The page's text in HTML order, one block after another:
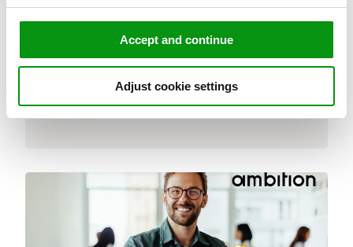
Accept and continue
Adjust cookie settings
SOUNDVENUE: Cloudløsning
fremtidssikrer forretningen
I 2016 valgte Soundvenue at investere massivt på
deres digitale forretningsområder - Sentia...